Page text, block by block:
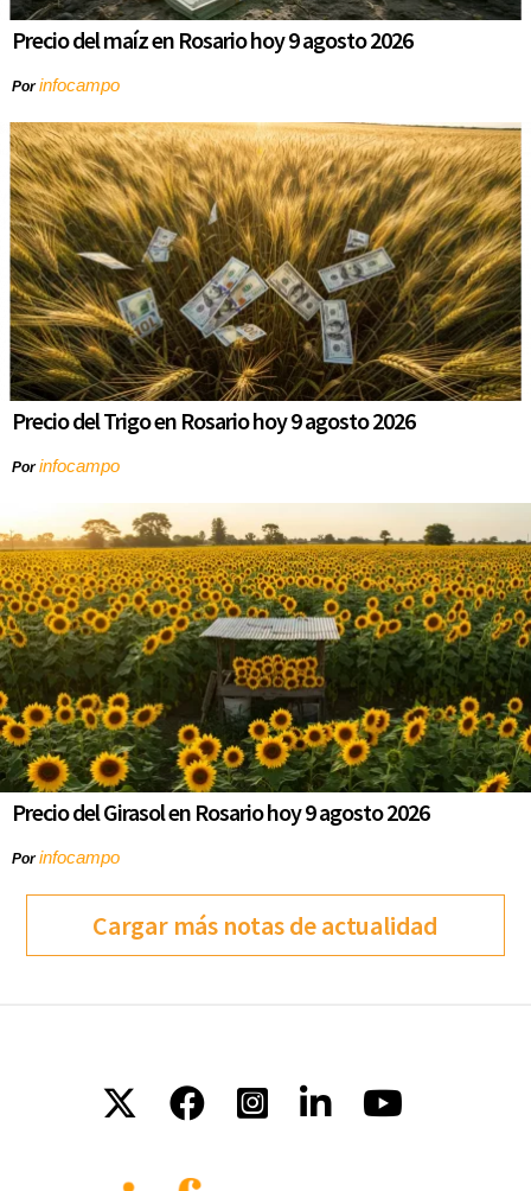
Precio del maíz en Rosario hoy 9 agosto 2026
Porinfocampo
Precio del Trigo en Rosario hoy 9 agosto 2026
Porinfocampo
Precio del Girasol en Rosario hoy 9 agosto 2026
Porinfocampo
Cargar más notas de actualidad